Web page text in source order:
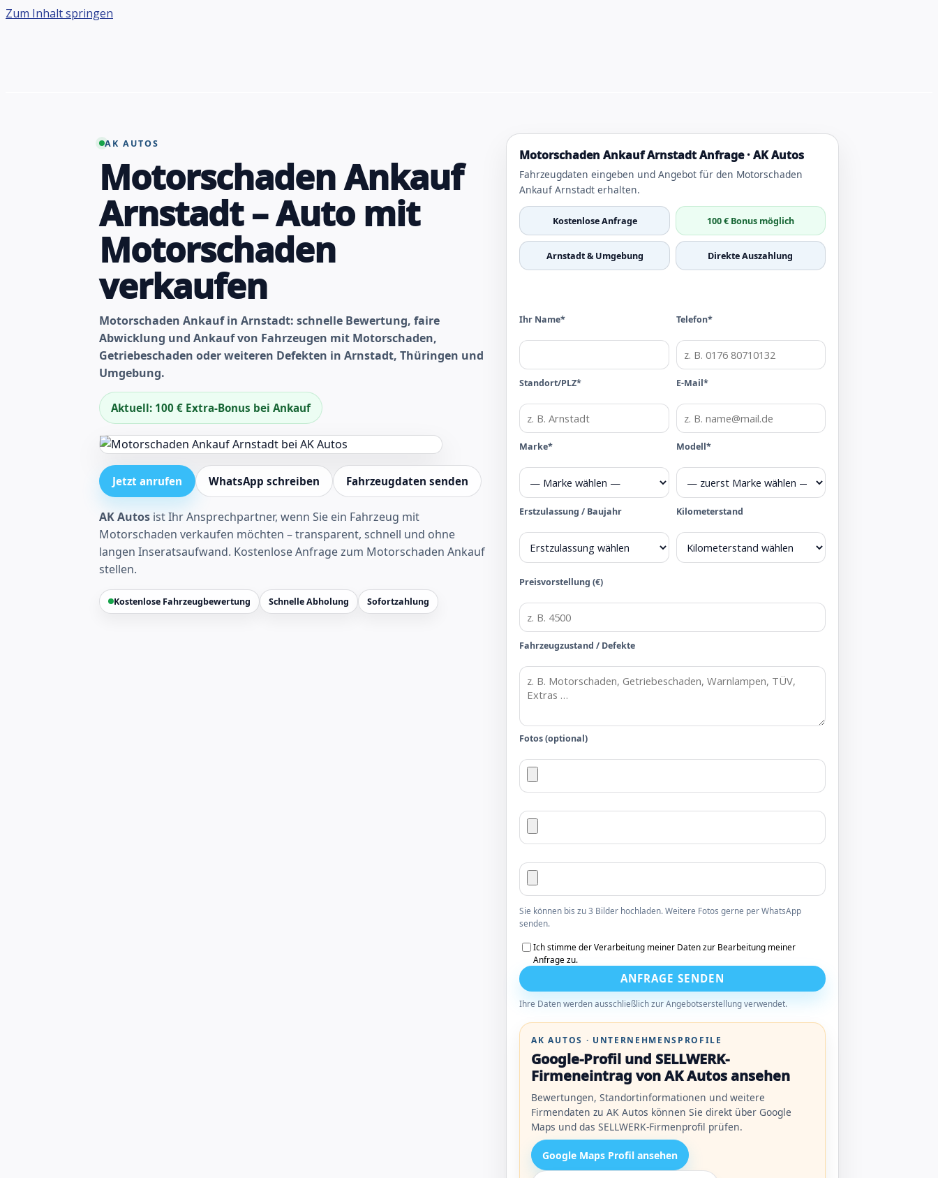
Zum Inhalt springen
AK AUTOS
Motorschaden Ankauf
Arnstadt – Auto mit
Motorschaden
verkaufen
Motorschaden Ankauf in Arnstadt: schnelle Bewertung, faire
Abwicklung und Ankauf von Fahrzeugen mit Motorschaden,
Getriebeschaden oder weiteren Defekten in Arnstadt, Thüringen und
Umgebung.
Aktuell: 100 € Extra-Bonus bei Ankauf
Jetzt anrufen WhatsApp schreiben Fahrzeugdaten senden
AK Autos ist Ihr Ansprechpartner, wenn Sie ein Fahrzeug mit
Motorschaden verkaufen möchten – transparent, schnell und ohne
langen Inseratsaufwand. Kostenlose Anfrage zum Motorschaden Ankauf
stellen.
Kostenlose Fahrzeugbewertung Schnelle Abholung Sofortzahlung
Motorschaden Ankauf Arnstadt Anfrage · AK Autos
Fahrzeugdaten eingeben und Angebot für den Motorschaden
Ankauf Arnstadt erhalten.
Kostenlose Anfrage 100 € Bonus möglich
Arnstadt & Umgebung Direkte Auszahlung
Ihr Name* Telefon*
Standort/PLZ* E-Mail*
Marke* Modell*
Erstzulassung / Baujahr Kilometerstand
Preisvorstellung (€)
Fahrzeugzustand / Defekte
Fotos (optional)
Sie können bis zu 3 Bilder hochladen. Weitere Fotos gerne per WhatsApp
senden.
Ich stimme der Verarbeitung meiner Daten zur Bearbeitung meiner
Anfrage zu.
ANFRAGE SENDEN
Ihre Daten werden ausschließlich zur Angebotserstellung verwendet.
AK AUTOS · UNTERNEHMENSPROFILE
Google-Profil und SELLWERK-
Firmeneintrag von AK Autos ansehen
Bewertungen, Standortinformationen und weitere
Firmendaten zu AK Autos können Sie direkt über Google
Maps und das SELLWERK-Firmenprofil prüfen.
Google Maps Profil ansehen